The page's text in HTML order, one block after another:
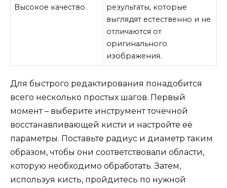
Высокое качество
результаты, которые
выглядят естественно и не
отличаются от
оригинального
изображения.
Для быстрого редактирования понадобится
всего несколько простых шагов. Первый
момент – выберите инструмент точечной
восстанавливающей кисти и настройте её
параметры. Поставьте радиус и диаметр таким
образом, чтобы они соответствовали области,
которую необходимо обработать. Затем,
используя кисть, пройдитесь по нужной